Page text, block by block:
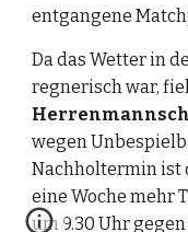
entgangene
Da das Wetter in
regnerisch war,
wegen
Nachholtermin ist
eine Woche mehr
um 9.30 Uhr gegen